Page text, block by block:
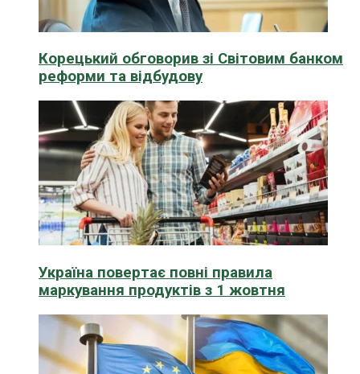
Корецький обговорив зі Світовим банком
реформи та відбудову
Україна повертає повні правила
маркування продуктів з 1 жовтня